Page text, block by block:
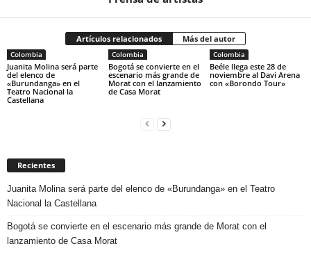
Artículos relacionados Más del autor
Colombia
Juanita Molina será parte
del elenco de
«Burundanga» en el
Teatro Nacional la
Castellana
Colombia
Bogotá se convierte en el
escenario más grande de
Morat con el lanzamiento
de Casa Morat
Colombia
Beéle llega este 28 de
noviembre al Davi Arena
con «Borondo Tour»
Recientes
Juanita Molina será parte del elenco de «Burundanga» en el Teatro
Nacional la Castellana
Bogotá se convierte en el escenario más grande de Morat con el
lanzamiento de Casa Morat